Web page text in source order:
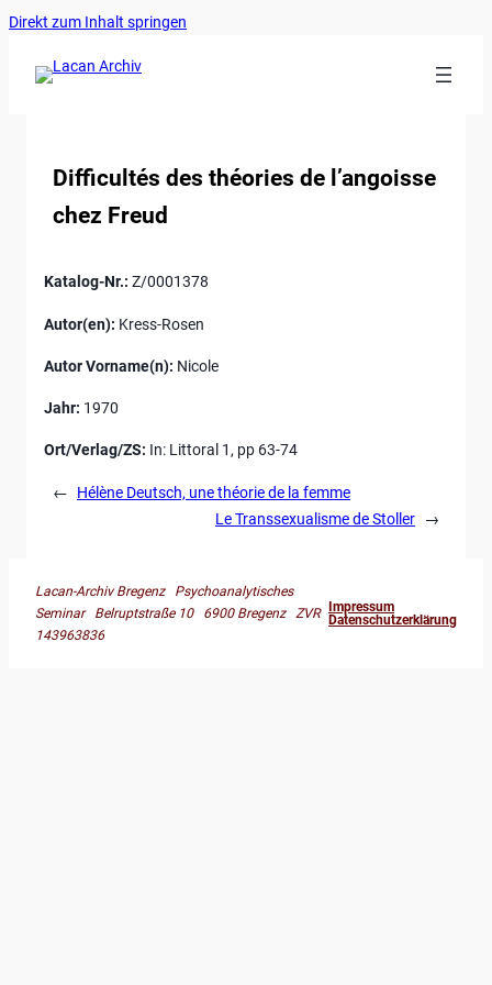
Direkt zum Inhalt springen
Difficultés des théories de l’angoisse
chez Freud
Katalog-Nr.: Z/0001378
Autor(en): Kress-Rosen
Autor Vorname(n): Nicole
Jahr: 1970
Ort/Verlag/ZS: In: Littoral 1, pp 63-74
←
Hélène Deutsch, une théorie de la femme
Le Transsexualisme de Stoller
→
Lacan-Archiv Bregenz Psychoanalytisches
Seminar Belruptstraße 10 6900 Bregenz ZVR
143963836
Impressum
Datenschutzerklärung